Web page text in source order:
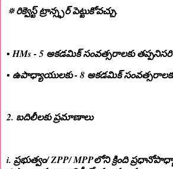
🔅రిక్వెస్ట్ ట్రాన్స్ఫర్ పెట్టుకోవచ్చు.
▪️ HMs - 5 అకడమిక్ సంవత్సరాలకు
▪️ ఉపాధ్యాయులకు - 8 అకడమిక్
2. బదిలీలకు ప్రమాణాలు
i. ప్రభుత్వం/ ZPP/ MPPలోని క్రింది